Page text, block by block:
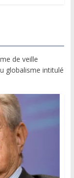
de veille
globalisme intitulé